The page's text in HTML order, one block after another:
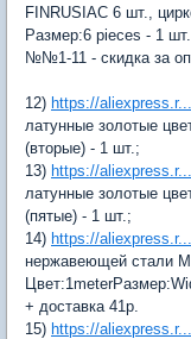
FINRUSIAC 6 шт.,
Размер:6 pieces - 1
№№1-11 - скидка за
12) https://
латунные золотые
(вторые) - 1 шт.;
13) https://
латунные золотые
(пятые) - 1 шт.;
14) https://
нержавеющей стали
+ доставка 41р.
15) https://